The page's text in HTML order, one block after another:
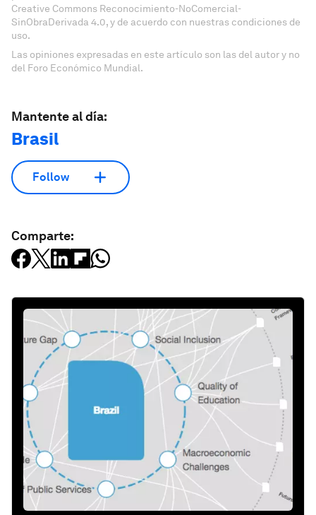
Creative Commons Reconocimiento-NoComercial-
SinObraDerivada 4.0, y de acuerdo con nuestras condiciones de
uso.
Las opiniones expresadas en este artículo son las del autor y no
del Foro Económico Mundial.
Mantente al día:
Brasil
Follow
Comparte: